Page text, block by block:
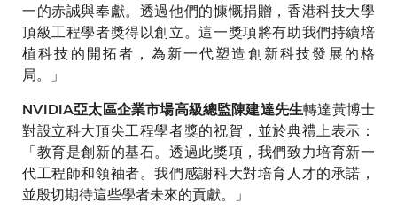
一的赤誠與奉獻。透過他們的慷慨捐贈，香港科技大學
頂級工程學者獎得以創立。這一獎項將有助我們持續培
植科技的開拓者，為新一代塑造創新科技發展的格
局。」
NVIDIA亞太區企業市場高級總監陳建達先生轉達黃博士
對設立科大頂尖工程學者獎的祝賀，並於典禮上表示：
「教育是創新的基石。透過此獎項，我們致力培育新一
代工程師和領袖者。我們感謝科大對培育人才的承諾，
並殷切期待這些學者未來的貢獻。」